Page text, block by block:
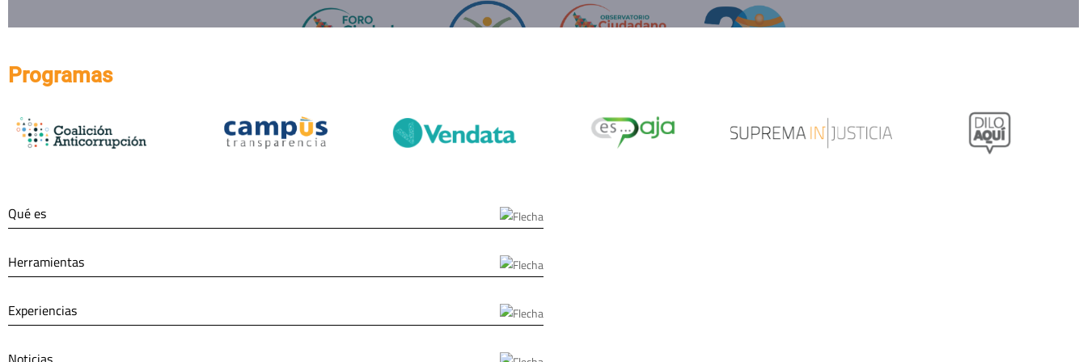
Programas
Qué es
Herramientas
Experiencias